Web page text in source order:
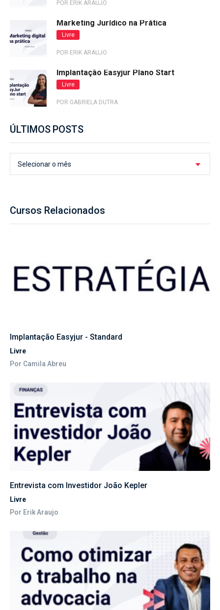
Cursos Relacionados
Implantação Easyjur - Standard
Livre
Por Camila Abreu
Entrevista com Investidor João Kepler
Livre
Por Erik Araujo
POR ERIK ARAUJO
Marketing Jurídico na Prática
Livre
POR ERIK ARAUJO
Implantação Easyjur Plano Start
Livre
POR GABRIELA DUTRA
ÚLTIMOS POSTS
Selecionar o mês